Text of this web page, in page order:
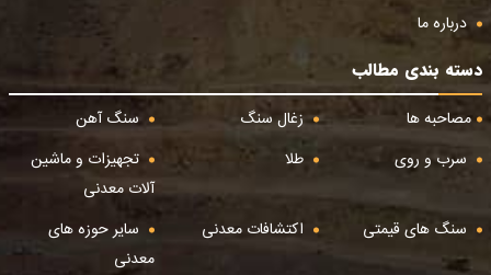
درباره ما
دسته بندی مطالب
مصاحبه ها
زغال سنگ
سنگ آهن
سرب و روی
طلا
تجهیزات و ماشین
آلات معدنی
سنگ های قیمتی
اکتشافات معدنی
سایر حوزه های
معدنی